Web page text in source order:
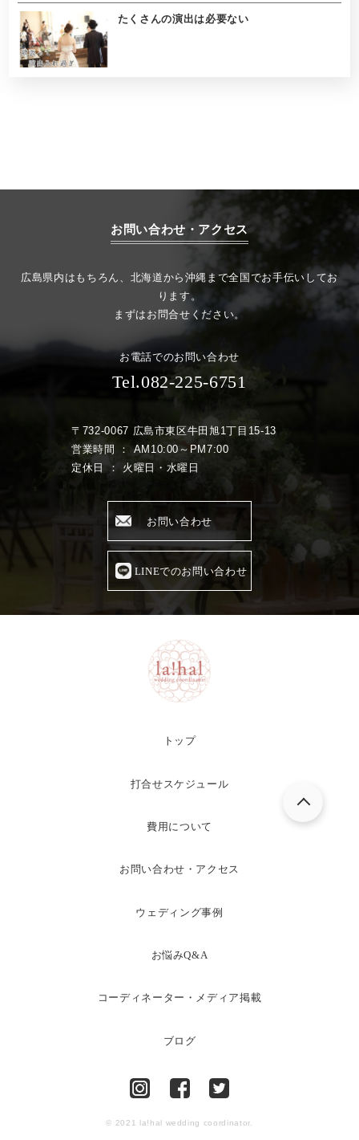
たくさんの演出は必要ない
お問い合わせ・アクセス
広島県内はもちろん、北海道から沖縄まで全国でお手伝いしてお
ります。
まずはお問合せください。
お電話でのお問い合わせ
Tel.082-225-6751
〒732-0067 広島市東区牛田旭1丁目15-13
営業時間 ： AM10:00～PM7:00
定休日 ： 火曜日・水曜日
お問い合わせ
LINEでのお問い合わせ
トップ
打合せスケジュール
費用について
お問い合わせ・アクセス
ウェディング事例
お悩みQ&A
コーディネーター・メディア掲載
ブログ
© 2021 la!hal wedding coordinator.